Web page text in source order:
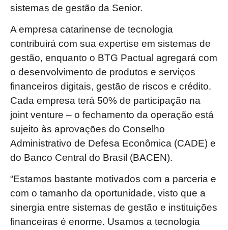
sistemas de gestão da Senior.
A empresa catarinense de tecnologia
contribuirá com sua expertise em sistemas de
gestão, enquanto o BTG Pactual agregará com
o desenvolvimento de produtos e serviços
financeiros digitais, gestão de riscos e crédito.
Cada empresa terá 50% de participação na
joint venture – o fechamento da operação está
sujeito às aprovações do Conselho
Administrativo de Defesa Econômica (CADE) e
do Banco Central do Brasil (BACEN).
“Estamos bastante motivados com a parceria e
com o tamanho da oportunidade, visto que a
sinergia entre sistemas de gestão e instituições
financeiras é enorme. Usamos a tecnologia